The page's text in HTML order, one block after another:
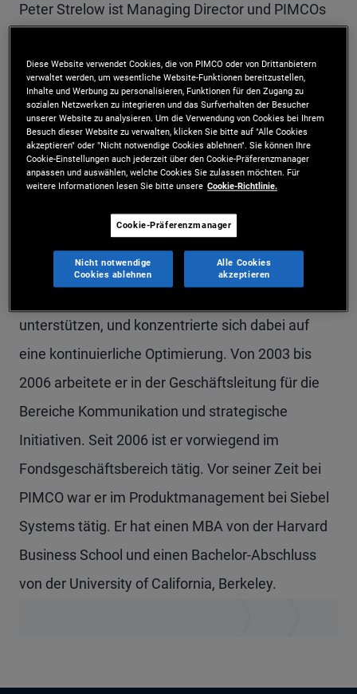
Peter Strelow ist Managing Director und PIMCOs
Newport Beach, USA. In dieser Rolle ist er für das
Fondsgeschäft, das operative Geschäft, die
Technologie und das unternehmensweite
Risikomanagement zuständig. Er is außerdem
Vorsitzender der von PIMCO in den USA
gesponserten Investmentfonds, ETFs und
geschlossenen Fonds und Treuhänder der
Anleihen und ETF Trusts. Herr Strelow kam 2002
unterstützen, und konzentrierte sich dabei auf
eine kontinuierliche Optimierung. Von 2003 bis
2006 arbeitete er in der Geschäftsleitung für die
Bereiche Kommunikation und strategische
Initiativen. Seit 2006 ist er vorwiegend im
Fondsgeschäftsbereich tätig. Vor seiner Zeit bei
PIMCO war er im Produktmanagement bei Siebel
Systems tätig. Er hat einen MBA von der Harvard
Business School und einen Bachelor-Abschluss
von der University of California, Berkeley.
Diese Website verwendet Cookies, die von PIMCO oder von Drittanbietern
verwaltet werden, um wesentliche Website-Funktionen bereitzustellen,
Inhalte und Werbung zu personalisieren, Funktionen für den Zugang zu
sozialen Netzwerken zu integrieren und das Surfverhalten der Besucher
unserer Website zu analysieren. Um die Verwendung von Cookies bei Ihrem
Besuch dieser Website zu verwalten, klicken Sie bitte auf "Alle Cookies
akzeptieren" oder "Nicht notwendige Cookies ablehnen". Sie können Ihre
Cookie-Einstellungen auch jederzeit über den Cookie-Präferenzmanager
anpassen und auswählen, welche Cookies Sie zulassen möchten. Für
weitere Informationen lesen Sie bitte unsere Cookie-Richtlinie.
Cookie-Präferenzmanager
Nicht notwendige
Cookies ablehnen
Alle Cookies
akzeptieren